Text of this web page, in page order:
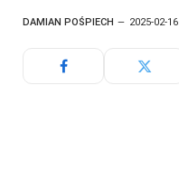
DAMIAN POŚPIECH 2025-02-16